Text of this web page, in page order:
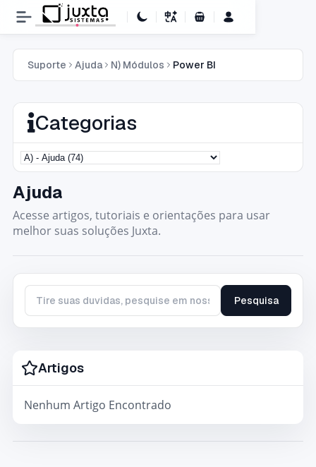
Carrinho de Compras
Suporte Ajuda N) Módulos Power BI
Categorias
Ajuda
Acesse artigos, tutoriais e orientações para usar
melhor suas soluções Juxta.
Tire suas duvidas, pesquise em nossa base de conhecimento
Pesquisa
Artigos
Nenhum Artigo Encontrado